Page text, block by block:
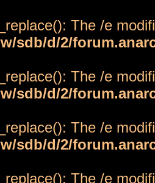
The /e
sdb/d/2/
The /e
sdb/d/2/
The /e
sdb/d/2/
The /e